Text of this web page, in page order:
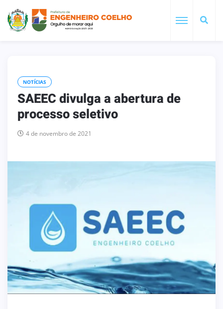
NOTÍCIAS
SAEEC divulga a abertura de
processo seletivo
4 de novembro de 2021